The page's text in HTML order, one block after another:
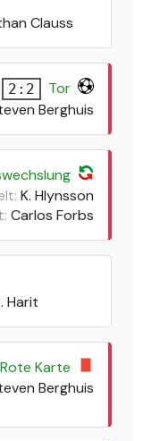
Clauss
2:2
Tor
Berghuis
K. Hlynsson
Carlos Forbs
Harit
Rote Karte
Berghuis